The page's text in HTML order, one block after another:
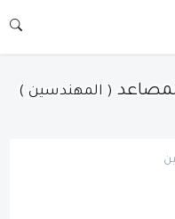
( المهندسين )